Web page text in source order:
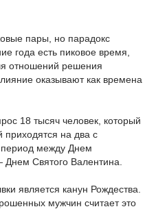
пары, но парадокс
года есть пиковое время,
отношений решения
оказывают как времена
18 тысяч человек, который
приходятся на два с
период между Днем
Святого Валентина.
является канун Рождества.
мужчин считает это